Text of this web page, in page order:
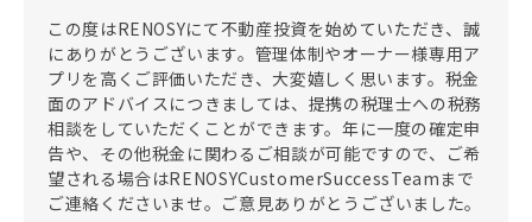
この度はRENOSYにて不動産投資を始めていただき、誠
にありがとうございます。管理体制やオーナー様専用ア
プリを高くご評価いただき、大変嬉しく思います。税金
面のアドバイスにつきましては、提携の税理士への税務
相談をしていただくことができます。年に一度の確定申
告や、その他税金に関わるご相談が可能ですので、ご希
望される場合はRENOSYCustomerSuccessTeamまで
ご連絡くださいませ。ご意見ありがとうございました。